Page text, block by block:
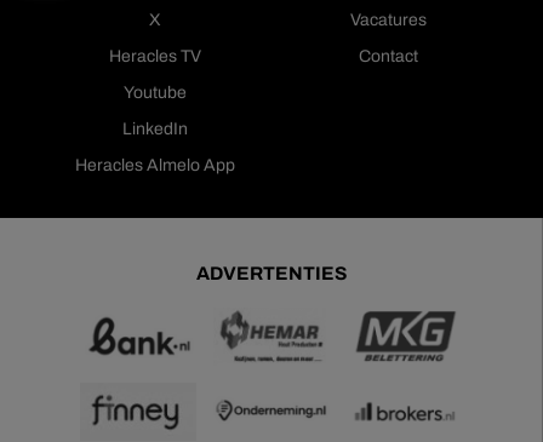
X
Heracles TV
Youtube
LinkedIn
Heracles Almelo App
Vacatures
Contact
ADVERTENTIES